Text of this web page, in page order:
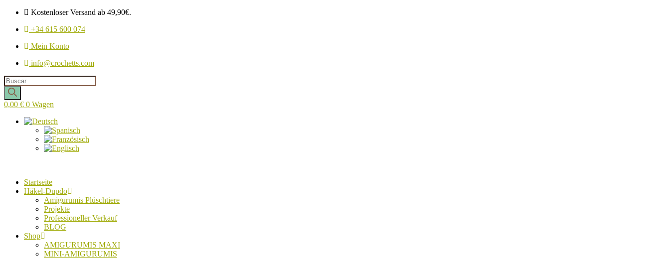
Kostenloser Versand ab 49,90€.
+34 615 600 074
Mein Konto
info@crochetts.com
Produkte
suchen
0,00 € 0 Wagen
Startseite
Häkel-Dupdo
Amigurumis Plüschtiere
Projekte
Professioneller Verkauf
BLOG
Shop
AMIGURUMIS MAXI
MINI-AMIGURUMIS